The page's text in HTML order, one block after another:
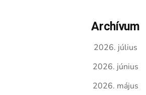
Archívum
2026. július
2026. június
2026. május